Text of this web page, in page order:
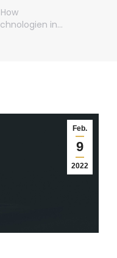
in…
Feb.
9
2022